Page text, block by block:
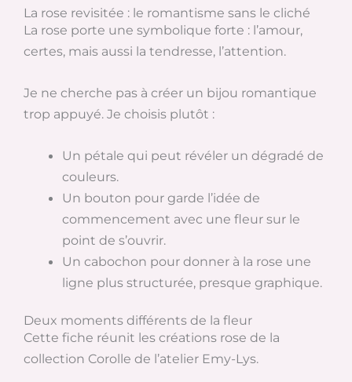
La rose revisitée : le romantisme sans le cliché
La rose porte une symbolique forte : l’amour,
certes, mais aussi la tendresse, l’attention.
Je ne cherche pas à créer un bijou romantique
trop appuyé. Je choisis plutôt :
Un pétale qui peut révéler un dégradé de
couleurs.
Un bouton pour garde l’idée de
commencement avec une fleur sur le
point de s’ouvrir.
Un cabochon pour donner à la rose une
ligne plus structurée, presque graphique.
Deux moments différents de la fleur
Cette fiche réunit les créations rose de la
collection Corolle de l’atelier Emy-Lys.